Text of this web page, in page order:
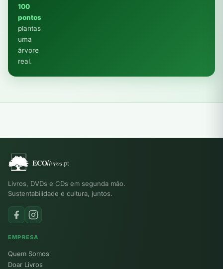
100
pontos
plantas
uma
árvore
real.
Livros, DVDs e CDs em segunda mão.
Sustentabilidade e cultura, juntos.
EMPRESA
Quem Somos
Doar Livros